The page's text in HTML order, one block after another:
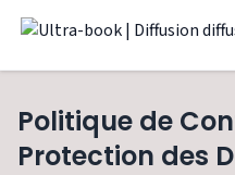
Politique de
Protection des